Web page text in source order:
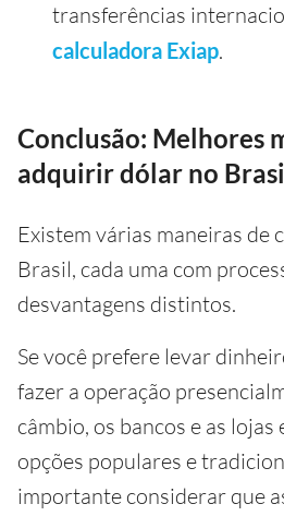
transferências
calculadora Exiap.
Conclusão: Melhores
adquirir dólar no
Existem várias maneiras de
Brasil, cada uma com
desvantagens distintos.
Se você prefere levar
fazer a operação
câmbio, os bancos e as
opções populares e
importante considerar que